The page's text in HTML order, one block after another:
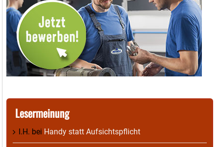
Lesermeinung
I.H. bei Handy statt Aufsichtspflicht